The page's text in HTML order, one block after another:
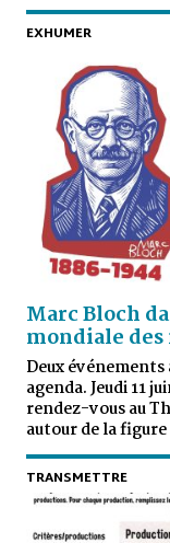
EXHUMER
Marc Bloch
mondiale
Deux
agenda. Jeudi 11
rendez-vous au
autour de la figure
TRANSMETTRE